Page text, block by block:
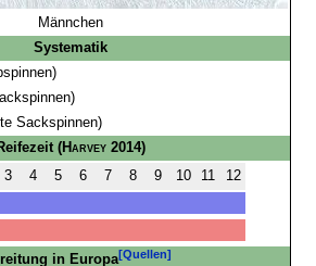
Männchen
Systematik
Sackspinnen)
(Harvey 2014)
3 4 5 6 7 8 9 10 11
12
in Europa[Quellen]